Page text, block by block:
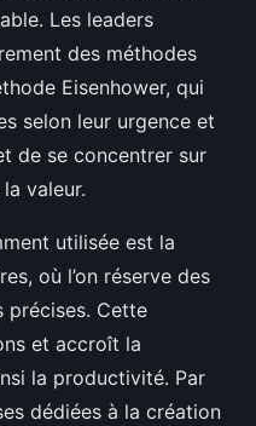
Les leaders
des méthodes
Eisenhower, qui
selon leur urgence et
de se concentrer sur
valeur.
utilisée est la
où l’on réserve des
précises. Cette
et accroît la
la productivité. Par
dédiées à la création